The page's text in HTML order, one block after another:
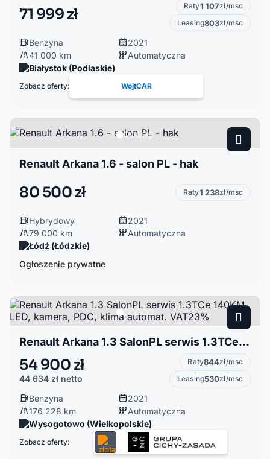
71 999 zł Raty1 107zł/msc
Leasing803zł/msc
Benzyna
2021
41 000 km
Automatyczna
Białystok (Podlaskie)
Zobacz oferty: WojtCAR
Renault Arkana 1.6 - salon PL - hak
80 500 zł Raty1 238zł/msc
Hybrydowy
2021
79 000 km
Automatyczna
Łódź (Łódzkie)
Ogłoszenie prywatne
Renault Arkana 1.3 SalonPL serwis 1.3TCe 140KM LED, kamera, PDC, klima automat. VAT23%
54 900 zł
44 634 zł netto
Raty844zł/msc
Leasing530zł/msc
Benzyna
2021
176 228 km
Automatyczna
Wysogotowo (Wielkopolskie)
Zobacz oferty: